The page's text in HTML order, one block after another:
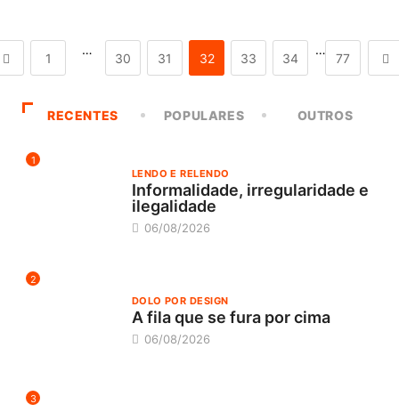
1
…
30 31 32 33 34
…
77
RECENTES POPULARES OUTROS
1
LENDO E RELENDO
Informalidade, irregularidade e
ilegalidade
06/08/2026
2
DOLO POR DESIGN
A fila que se fura por cima
06/08/2026
3